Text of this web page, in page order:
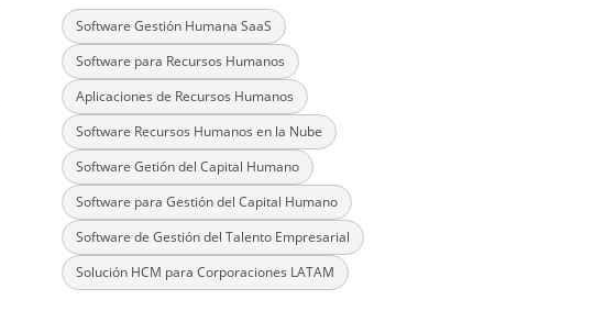
Software Gestión Humana SaaS
Software para Recursos Humanos
Aplicaciones de Recursos Humanos
Software Recursos Humanos en la Nube
Software Getión del Capital Humano
Software para Gestión del Capital Humano
Software de Gestión del Talento Empresarial
Solución HCM para Corporaciones LATAM